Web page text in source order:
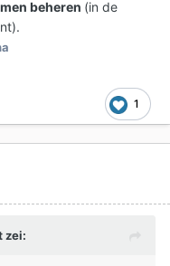
beheren (in de
1
zei: